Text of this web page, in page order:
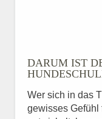
DARUM IST
Wer sich in das
gewisses Gefühl